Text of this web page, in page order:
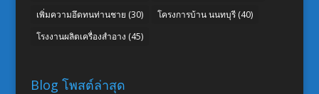
เพิ่มความอึดทนท่านชาย (30) โครงการบ้าน นนทบุรี(40)
โรงงานผลิตเครื่องสำอาง (45)
Blog โพสต์ล่าสุด